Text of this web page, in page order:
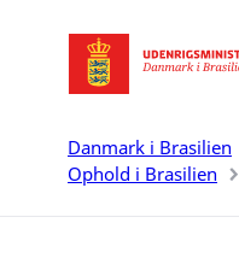
Gå til forsiden
Danmark i Brasilien
Ophold i Brasilien